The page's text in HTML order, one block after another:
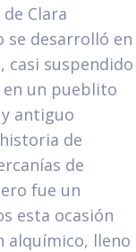
Clara
se desarrolló en
suspendido
un pueblito
antiguo
de
de
fue un
esta ocasión
alquímico, lleno